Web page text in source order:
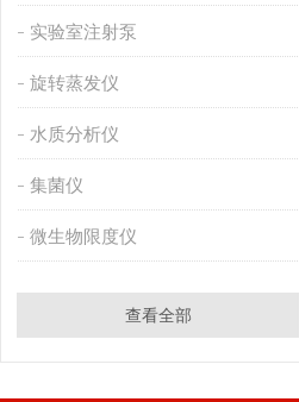
实验室注射泵
旋转蒸发仪
水质分析仪
集菌仪
微生物限度仪
查看全部